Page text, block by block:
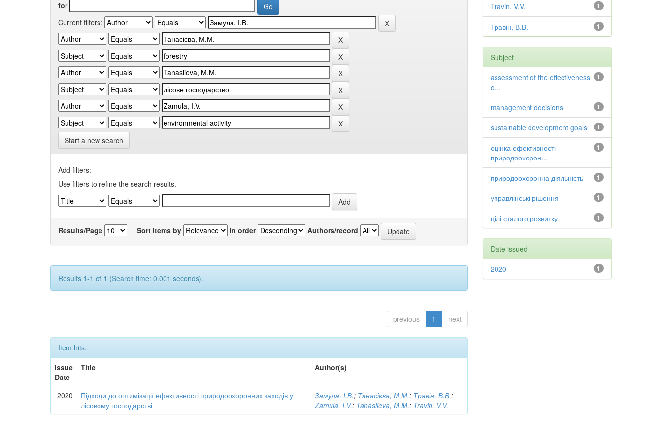
for
Current filters:
Start a new search
Add filters:
Use filters to refine the search results.
Results/Page | Sort items by In order Authors/record
Results 1-1 of 1 (Search time: 0.001 seconds).
previous 1 next
Item hits:
Issue
Date
Title Author(s)
2020
Підходи до оптимізації ефективності природоохоронних заходів у
лісовому господарстві
Замула, І.В.; Танасієва, М.М.; Травін, В.В.;
Zamula, I.V.; Tanasiieva, M.M.; Travin, V.V.
1
Travin, V.V.
1
Травін, В.В.
Subject
1
assessment of the effectiveness
o...
1
management decisions
1
sustainable development goals
1
оцінка ефективності
природоохорон...
1
природоохоронна діяльність
1
управлінські рішення
1
цілі сталого розвитку
Date issued
1
2020